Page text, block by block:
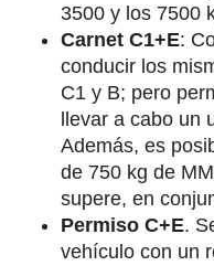
3500 y los 7500
Carnet C1+E:
conducir los
C1 y B; pero
llevar a cabo un
Además, es
de 750 kg de
supere, en
Permiso C+E.
vehículo con un